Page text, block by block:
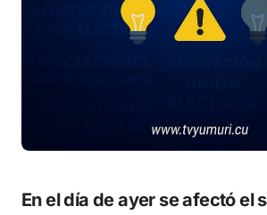
En el día de ayer se afectó el servicio por